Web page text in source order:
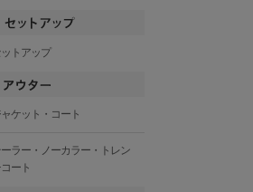
トアップ
ャケット・コート
ラー・ノーカラー・トレン
ート